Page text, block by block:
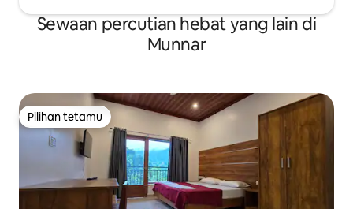
Sewaan percutian hebat yang lain di
Munnar
Pilihan tetamu
Pilihan tetamu